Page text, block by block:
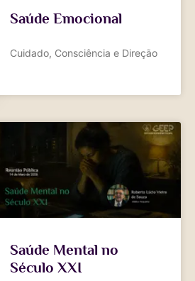
Saúde Emocional
Cuidado, Consciência e Direção
Saúde Mental no
Século XXI